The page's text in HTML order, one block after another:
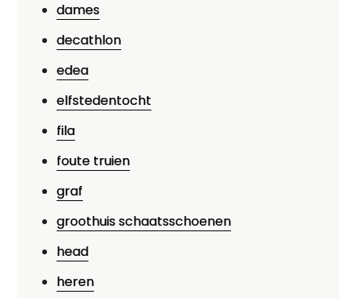
dames
decathlon
edea
elfstedentocht
fila
foute truien
graf
groothuis schaatsschoenen
head
heren